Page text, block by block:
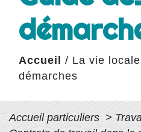
Accueil / La vie locale
démarches
Accueil particuliers >